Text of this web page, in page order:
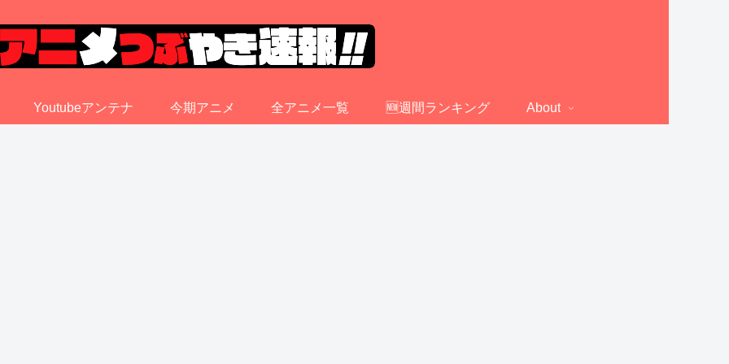
Youtubeアンテナ 今期アニメ 全アニメ一覧 🆕週間ランキング About